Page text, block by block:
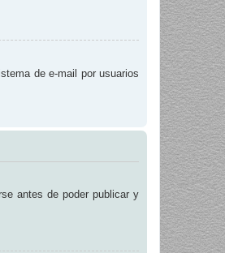
de e-mail por usuarios
antes de poder publicar y